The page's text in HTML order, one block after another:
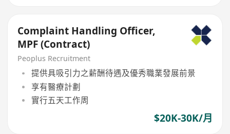
Complaint Handling Officer,
MPF (Contract)
Peoplus Recruitment
提供具吸引力之薪酬待遇及優秀職業發展前景
享有醫療計劃
實行五天工作周
$20K-30K/月